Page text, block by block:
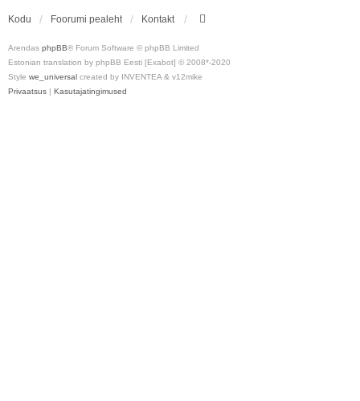
Kodu Foorumi pealeht Kontakt
Arendas phpBB® Forum Software © phpBB Limited
Estonian translation by phpBB Eesti [Exabot] © 2008*-2020
Style we_universal created by INVENTEA & v12mike
Privaatsus | Kasutajatingimused